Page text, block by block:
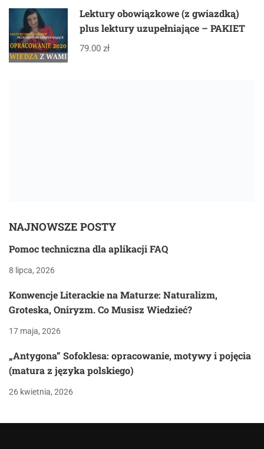
Lektury obowiązkowe (z gwiazdką)
plus lektury uzupełniające – PAKIET
79.00 zł
NAJNOWSZE POSTY
Pomoc techniczna dla aplikacji FAQ
8 lipca, 2026
Konwencje Literackie na Maturze: Naturalizm,
Groteska, Oniryzm. Co Musisz Wiedzieć?
17 maja, 2026
„Antygona” Sofoklesa: opracowanie, motywy i pojęcia
(matura z języka polskiego)
26 kwietnia, 2026